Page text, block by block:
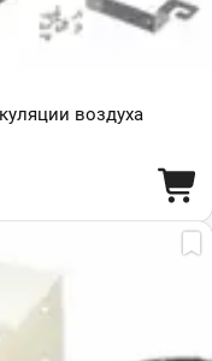
воздуха